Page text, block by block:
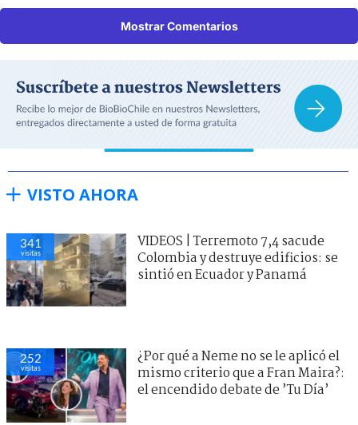
Mostrar Comentarios
VISTO AHORA
341
visitas
VIDEOS | Terremoto 7,4 sacude
Colombia y destruye edificios: se
sintió en Ecuador y Panamá
252
visitas
¿Por qué a Neme no se le aplicó el
mismo criterio que a Fran Maira?:
el encendido debate de ’Tu Día’